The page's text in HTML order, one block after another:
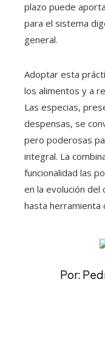
plazo puede
para el sistema
general.
Adoptar esta
los alimentos y a
Las especias,
despensas, se
pero poderosas
integral. La
funcionalidad las
en la evolución
hasta herramienta
Por: